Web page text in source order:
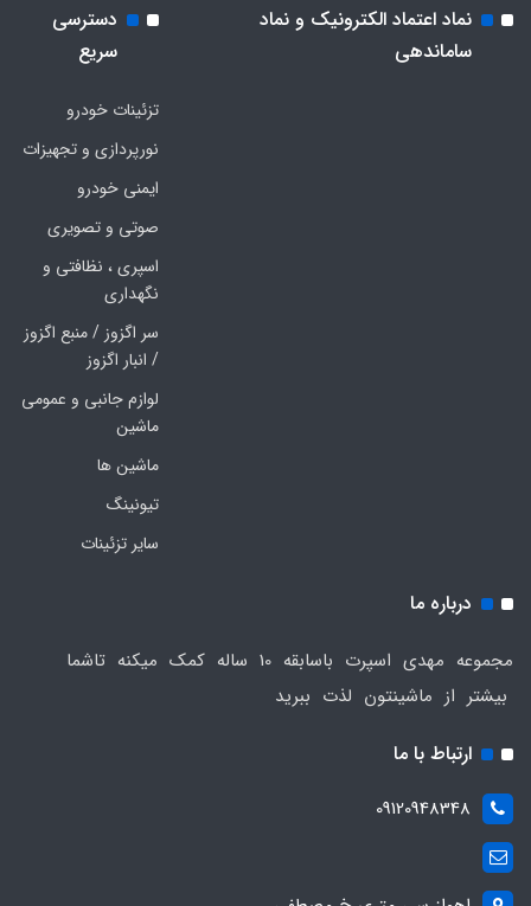
نماد اعتماد الکترونیک و نماد
ساماندهی
دسترسی
سریع
تزئینات خودرو
نورپردازی و تجهیزات
ایمنی خودرو
صوتی و تصویری
اسپری ، نظافتی و
نگهداری
سر اگزوز / منبع اگزوز
/ انبار اگزوز
لوازم جانبی و عمومی
ماشین
ماشین ها
تیونینگ
سایر تزئینات
درباره ما
مجموعه مهدی اسپرت باسابقه 10 ساله کمک میکنه تاشما
بیشتر از ماشینتون لذت ببرید
ارتباط با ما
09120948348